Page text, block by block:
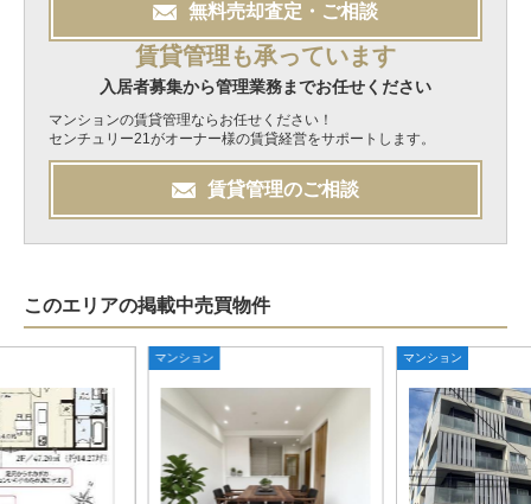
無料売却査定・ご相談
賃貸管理も承っています
入居者募集から管理業務までお任せください
マンションの賃貸管理ならお任せください！
センチュリー21がオーナー様の賃貸経営をサポートします。
賃貸管理のご相談
このエリアの掲載中売買物件
マンション マンション